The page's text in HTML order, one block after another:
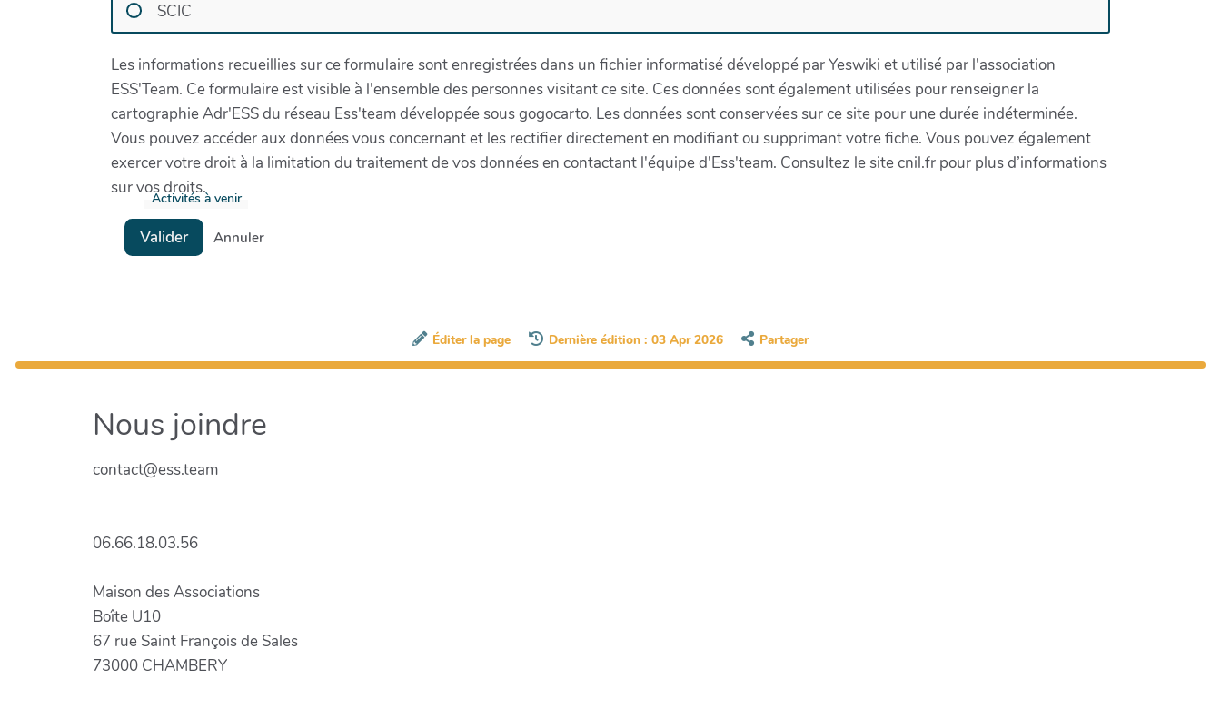
SCIC
Les informations recueillies sur ce formulaire sont enregistrées dans un fichier informatisé développé par Yeswiki et utilisé par l'association
ESS'Team. Ce formulaire est visible à l'ensemble des personnes visitant ce site. Ces données sont également utilisées pour renseigner la
cartographie Adr'ESS du réseau Ess'team développée sous gogocarto. Les données sont conservées sur ce site pour une durée indéterminée.
Vous pouvez accéder aux données vous concernant et les rectifier directement en modifiant ou supprimant votre fiche. Vous pouvez également
exercer votre droit à la limitation du traitement de vos données en contactant l'équipe d'Ess'team. Consultez le site cnil.fr pour plus d’informations
sur vos droits.
Activités à venir
Valider Annuler
Éditer la page Dernière édition : 03 Apr 2026 Partager
Nous joindre
contact@ess.team
06.66.18.03.56
Maison des Associations
Boîte U10
67 rue Saint François de Sales
73000 CHAMBERY